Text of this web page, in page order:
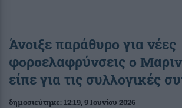
Άνοιξε παράθυρο για νέες
φοροελαφρύνσεις ο
είπε για τις συλλογικές
δημοσιεύτηκε:12:19, 9 Ιουνίου 2026